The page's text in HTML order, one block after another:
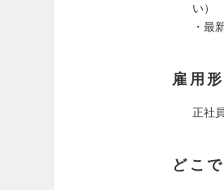
い）
・最
雇用
正社員
どこ